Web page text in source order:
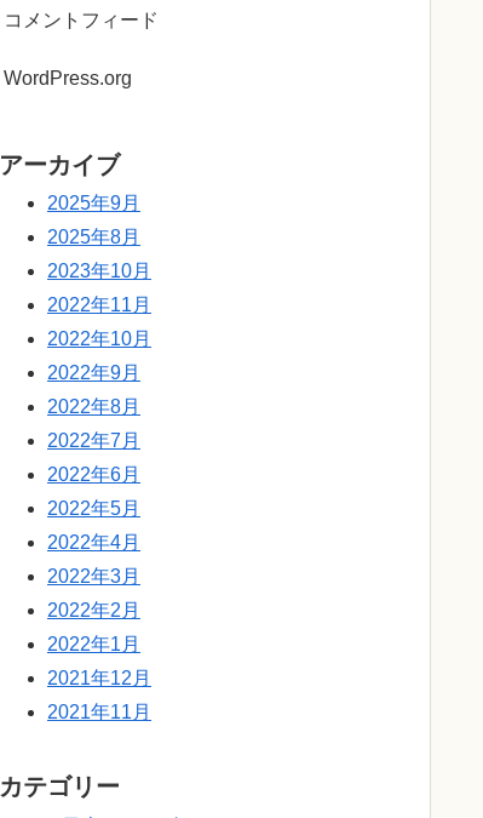
コメントフィード
WordPress.org
アーカイブ
2025年9月
2025年8月
2023年10月
2022年11月
2022年10月
2022年9月
2022年8月
2022年7月
2022年6月
2022年5月
2022年4月
2022年3月
2022年2月
2022年1月
2021年12月
2021年11月
カテゴリー